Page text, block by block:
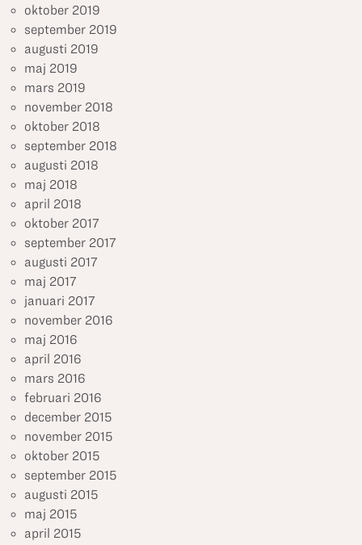
oktober 2019
september 2019
augusti 2019
maj 2019
mars 2019
november 2018
oktober 2018
september 2018
augusti 2018
maj 2018
april 2018
oktober 2017
september 2017
augusti 2017
maj 2017
januari 2017
november 2016
maj 2016
april 2016
mars 2016
februari 2016
december 2015
november 2015
oktober 2015
september 2015
augusti 2015
maj 2015
april 2015